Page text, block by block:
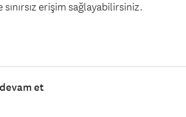
erişim sağlayabilirsiniz.
et